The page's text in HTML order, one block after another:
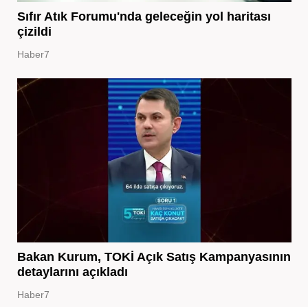
Sıfır Atık Forumu'nda geleceğin yol haritası
çizildi
Haber7
Bakan Kurum, TOKİ Açık Satış Kampanyasının
detaylarını açıkladı
Haber7